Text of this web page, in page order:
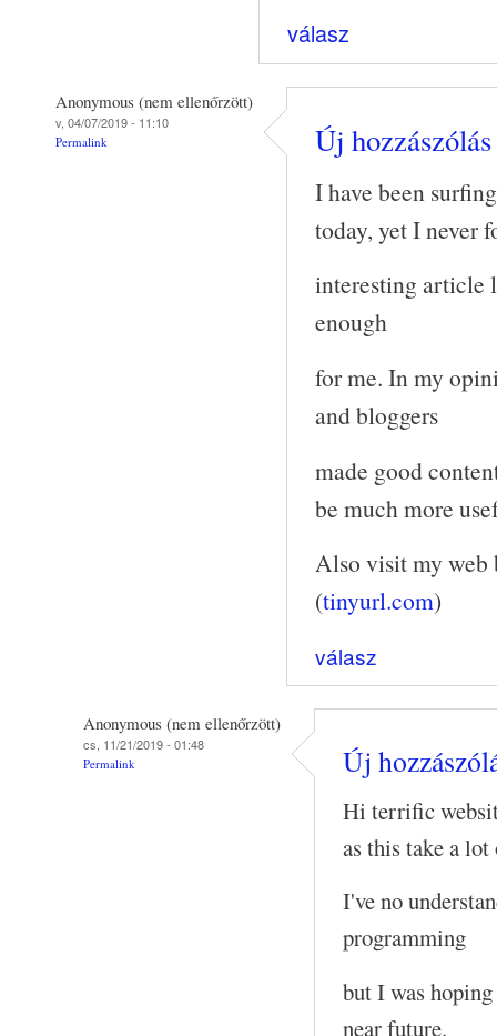
válasz
Anonymous (nem ellenőrzött)
v, 04/07/2019 - 11:10
Permalink Új
I have been
today, yet I never
interesting article
enough
for me. In my
and bloggers
made good
be much more
Also visit my web
(tinyurl.com)
válasz
Anonymous (nem ellenőrzött)
cs, 11/21/2019 - 01:48
Permalink Új
Hi terrific
as this take a
I've no
programming
but I was
near future.